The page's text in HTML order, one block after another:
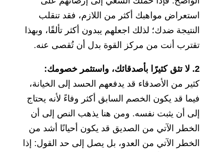
استعراض مواهبك أكثر من اللازم، فقد تنقلب
النتيجة ضدك؛ لذلك اجعلهم يبدون أكثر تألقًا، وبهذا
تقترب أنت من مركز القوة بدل أن تُقصى عنه.
2. لا تثق كثيرًا بأصدقائك، واستثمر خصومك:
كثير من الأصدقاء قد يدفعهم الحسد إلى الخيانة،
فيما قد يكون الخصم السابق أكثر وفاءً لأنه يحتاج
إلى أن يثبت نفسه. ومن هنا يذهب النص إلى أن
الخطر الآتي من الصديق قد يكون أحيانًا أشد من
الخطر الآتي من العدو، بل يصل إلى حد القول: إذا